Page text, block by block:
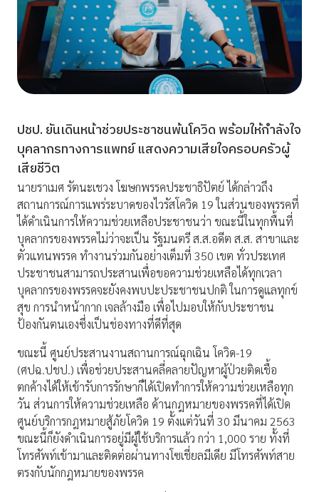
ปชป. ยันเดินหน้าช่วยประชาชนพ้นโควิด พร้อมให้กำลังใจ
บุคลากรทางการแพทย์ แสดงความเสียใจครอบครัวผู้
เสียชีวิต
นายราเมศ รัตนะเชวง โฆษกพรรคประชาธิปัตย์ ได้กล่าวถึง
สถานการณ์การแพร่ระบาดของไวรัสโควิด 19 ในส่วนของพรรคที่
ได้ดำเนินการให้ความช่วยเหลือประชาชนว่า ขณะนี้ในทุกพื้นที่
บุคลากรของพรรคไม่ว่าจะเป็น รัฐมนตรี ส.ส.อดีต ส.ส. สาขาและ
ตัวแทนพรรค ทำงานร่วมกันอย่างเต็มที่ 350 เขต ทั่วประเทศ
ประชาชนสามารถประสานเพื่อขอความช่วยเหลือได้ทุกเวลา
บุคลากรของพรรคจะยังคงพบปะประชาชนปกติ ในการดูแลทุกข์
สุข การนำหน้ากาก เจลล้างมือ เพื่อไปมอบให้กับประชาชน
ป้องกันตนเองซึ่งเป็นช่องทางที่ดีที่สุด
ขณะนี้ ศูนย์ประสานงานสถานการณ์ฉุกเฉิน โควิด-19
(ศปฉ.ปชป.) เพื่อช่วยประสานคลี่คลายปัญหาผู้ป่วยติดเชื้อ
ตกค้างได้ให้เข้ารับการรักษาก็ได้เปิดทำการให้ความช่วยเหลือทุก
วัน ส่วนการให้ความช่วยเหลือ ด้านกฎหมายของพรรคที่ได้เปิด
ศูนย์บริการกฎหมายสู้ภัยโควิด 19 ตั้งแต่วันที่ 30 มีนาคม 2563
ขณะนี้ก็ยังดำเนินการอยู่มีผู้ใช้บริการแล้ว กว่า 1,000 ราย ทั้งที่
โทรศัพท์เข้ามาและติดต่อผ่านทางโซเชี่ยลมีเดีย มีโทรศัพท์สาย
ตรงกับนักกฎหมายของพรรค